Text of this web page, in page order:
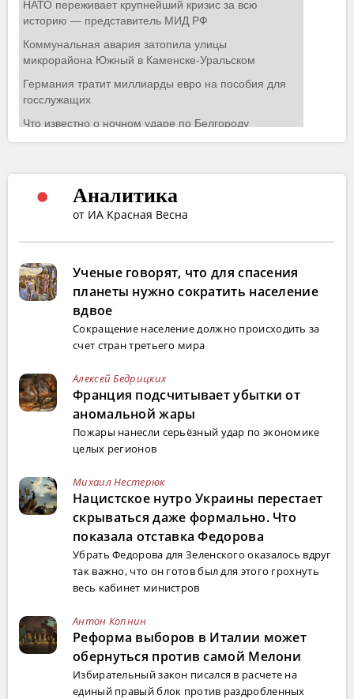
Аналитика
от ИА Красная Весна
Ученые говорят, что для спасения
планеты нужно сократить население
вдвое
Сокращение население должно происходить за
счет стран третьего мира
Алексей Бедрицких
Франция подсчитывает убытки от
аномальной жары
Пожары нанесли серьёзный удар по экономике
целых регионов
Михаил Нестерюк
Нацистское нутро Украины перестает
скрываться даже формально. Что
показала отставка Федорова
Убрать Федорова для Зеленского оказалось вдруг
так важно, что он готов был для этого грохнуть
весь кабинет министров
Антон Копнин
Реформа выборов в Италии может
обернуться против самой Мелони
Избирательный закон писался в расчете на
единый правый блок против раздробленных